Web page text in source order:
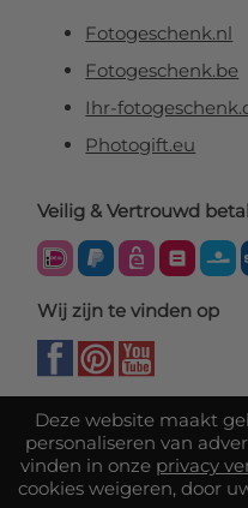
Deze website maakt
personaliseren van
vinden in onze privacy
cookies weigeren, door
Fotogeschenk.nl
Fotogeschenk.be
Ihr-
Photogift.eu
Veilig & Vertrouwd
Wij zijn te vinden op